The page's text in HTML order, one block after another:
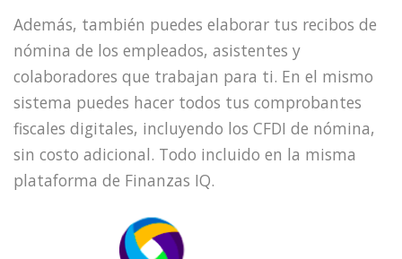
Además, también puedes elaborar tus recibos de
nómina de los empleados, asistentes y
colaboradores que trabajan para ti. En el mismo
sistema puedes hacer todos tus comprobantes
fiscales digitales, incluyendo los CFDI de nómina,
sin costo adicional. Todo incluido en la misma
plataforma de Finanzas IQ.